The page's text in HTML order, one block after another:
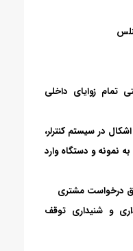
تمام زوایای داخلی
در سیستم کنترلر،
نمونه و دستگاه وارد
درخواست مشتری
و شنیداری توقف